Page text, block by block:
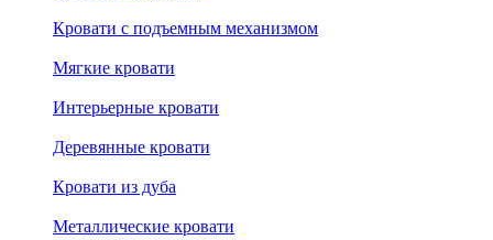
Кровати с подъемным механизмом
Мягкие кровати
Интерьерные кровати
Деревянные кровати
Кровати из дуба
Металлические кровати